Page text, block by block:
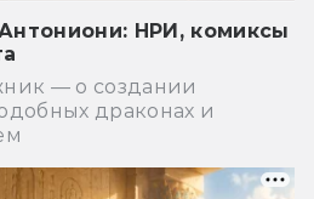
НРИ, комиксы
— о создании
драконах и